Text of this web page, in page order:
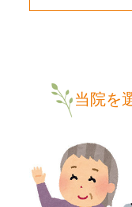
当院を